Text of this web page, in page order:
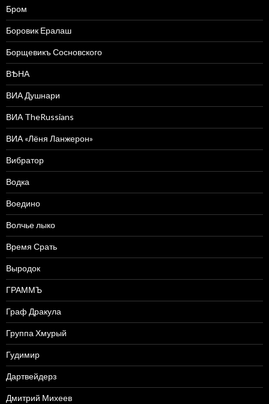
Бром
Боровик Ералаш
Борщевикъ Сосновского
ВѢНА
ВИА Душнари
ВИА TheRussians
ВИА «Лёня Ланжерон»
Вибратор
Водка
Воедино
Волчье лыко
Время Срать
Выродок
ГРАММЪ
Граф Дракула
Группа Хмурый
Гудимир
Дартвейдерз
Дмитрий Михеев